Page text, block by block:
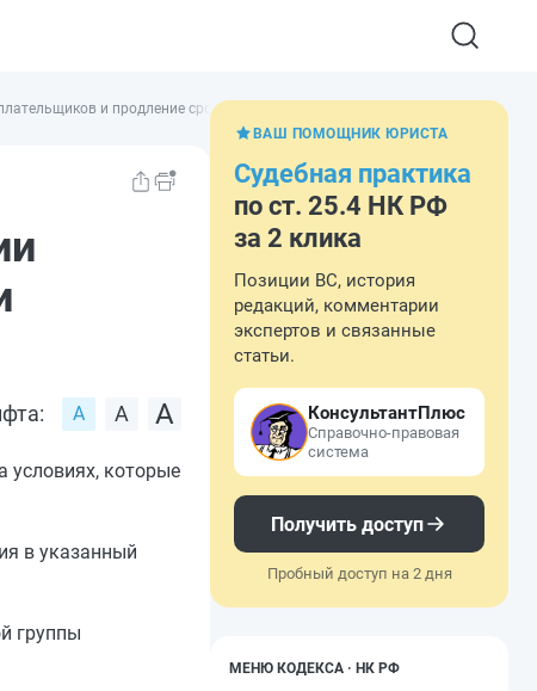
и продление срока его действия
условиях, которые
в указанный
группы
ВАШ ПОМОЩНИК ЮРИСТА
Судебная практика
по ст. 25.4 НК РФ
за 2 клика
Позиции ВС, история
редакций, комментарии
экспертов и связанные
статьи.
КонсультантПлюс
Справочно-правовая
система
Получить доступ
Пробный доступ на 2 дня
МЕНЮ КОДЕКСА · НК РФ